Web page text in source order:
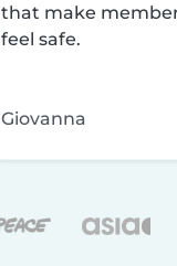
that make
feel safe.
Giovanna